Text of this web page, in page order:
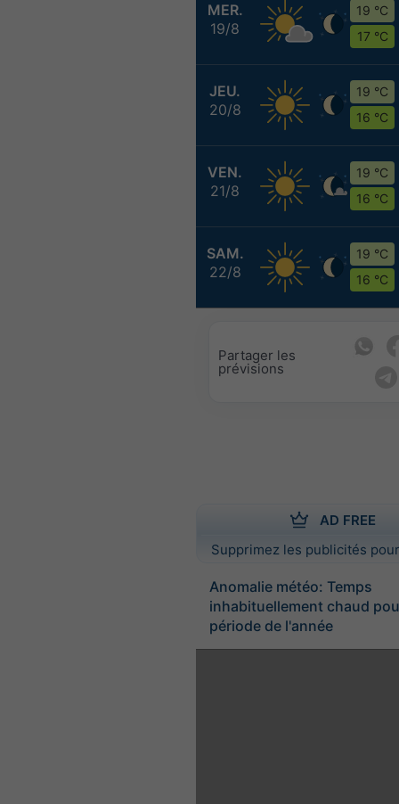
MER.
19/8
19 °C
17 °C
JEU.
20/8
19 °C
16 °C
VEN.
21/8
19 °C
16 °C
SAM.
22/8
19 °C
16 °C
Partager les
prévisions
AD FREE
Supprimez les publicités
Anomalie météo: Temps
inhabituellement chaud
période de l'année